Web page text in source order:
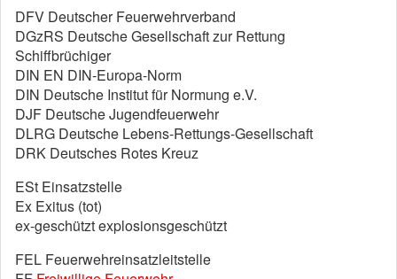
DFV Deutscher Feuerwehrverband
DGzRS Deutsche Gesellschaft zur Rettung
Schiffbrüchiger
DIN EN DIN-Europa-Norm
DIN Deutsche Institut für Normung e.V.
DJF Deutsche Jugendfeuerwehr
DLRG Deutsche Lebens-Rettungs-Gesellschaft
DRK Deutsches Rotes Kreuz
ESt Einsatzstelle
Ex Exitus (tot)
ex-geschützt explosionsgeschützt
FEL Feuerwehreinsatzleitstelle